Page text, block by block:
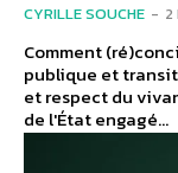
CYRILLE SOUCHE - 2
Comment
publique et
et respect du
de l'État engagé...